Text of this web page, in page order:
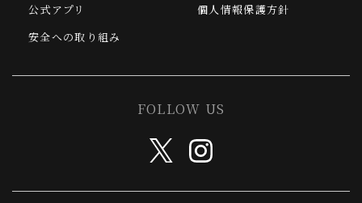
公式アプリ
安全への取り組み
個人情報保護方針
FOLLOW US